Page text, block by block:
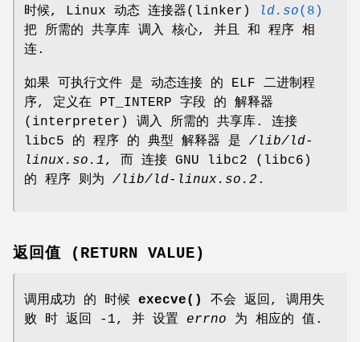
时候, Linux 动态 连接器(linker)
ld.so(8)
把 所需的 共享库 调入 核心, 并且 和 程序 相
连.
如果 可执行文件 是 动态连接 的 ELF 二进制程
序, 定义在 PT_INTERP 字段 的 解释器
(interpreter) 调入 所需的 共享库. 连接
libc5 的 程序 的 典型 解释器 是 /lib/ld-
linux.so.1, 而 连接 GNU libc2 (libc6)
的 程序 则为 /lib/ld-linux.so.2 .
返回值 (RETURN VALUE)
调用成功 的 时候 execve()
不会 返回, 调用失
败 时 返回 -1, 并 设置 errno 为 相应的 值.